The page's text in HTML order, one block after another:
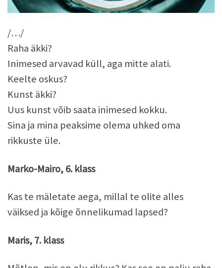
/…/
Raha äkki?
Inimesed arvavad küll, aga mitte alati.
Keelte oskus?
Kunst äkki?
Uus kunst võib saata inimesed kokku.
Sina ja mina peaksime olema uhked oma
rikkuste üle.
Marko-Mairo, 6. klass
Kas te mäletate aega, millal te olite alles
väiksed ja kõige õnnelikumad lapsed?
Maris, 7. klass